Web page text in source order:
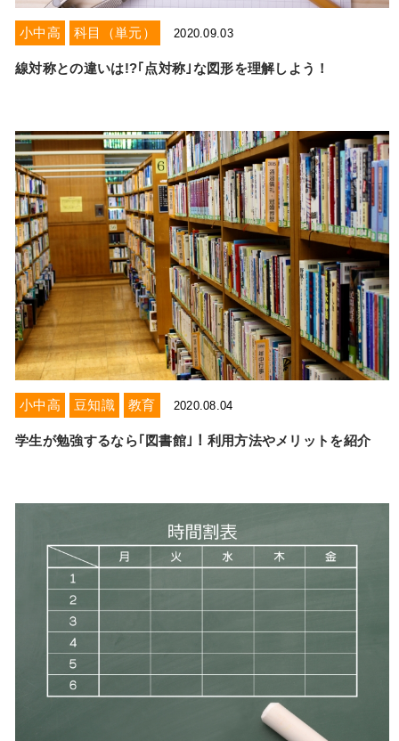
小中高 科目（単元） 2020.09.03
線対称との違いは!?｢点対称｣な図形を理解しよう！
小中高 豆知識 教育 2020.08.04
学生が勉強するなら｢図書館｣！利用方法やメリットを紹介